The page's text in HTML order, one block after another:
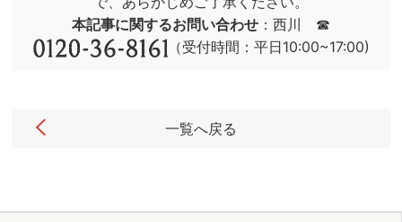
本記事に関するお問い合わせ ：西川 ☎
（受付時間：平日10:00~17:00)
一覧へ戻る